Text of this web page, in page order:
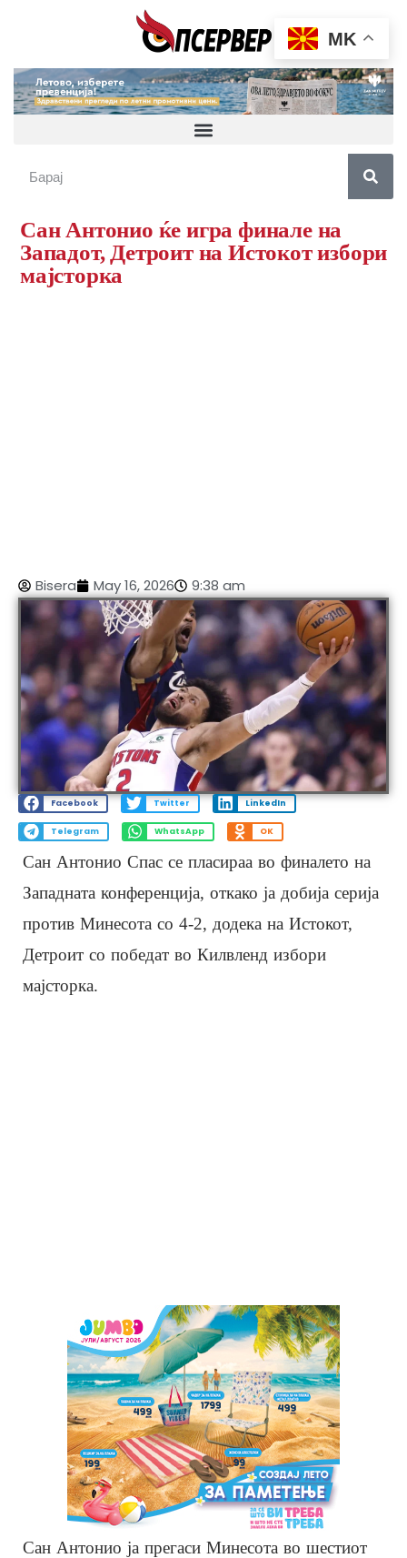
Сан Антонио ќе игра финале на
Западот, Детроит на Истокот избори
мајсторка
Bisera May 16, 2026 9:38 am
Facebook Twitter LinkedIn
Telegram WhatsApp OK
Сан Антонио Спас се пласираа во финалето на
Западната конференција, откако ја добија серија
против Минесота со 4-2, додека на Истокот,
Детроит со победат во Килвленд избори
мајсторка.
Сан Антонио ја прегаси Минесота во шестиот
MK